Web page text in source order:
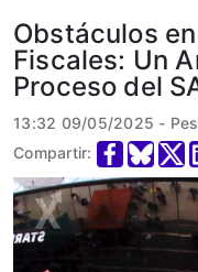
Obstáculos
Fiscales: Un
Proceso del
13:32 09/05/2025 -
Compartir: